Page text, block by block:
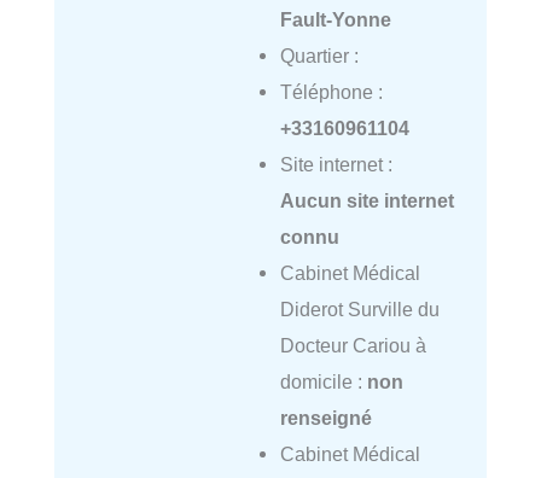
Fault-Yonne
Quartier :
Téléphone :
+33160961104
Site internet :
Aucun site internet
connu
Cabinet Médical
Diderot Surville du
Docteur Cariou à
domicile : non
renseigné
Cabinet Médical